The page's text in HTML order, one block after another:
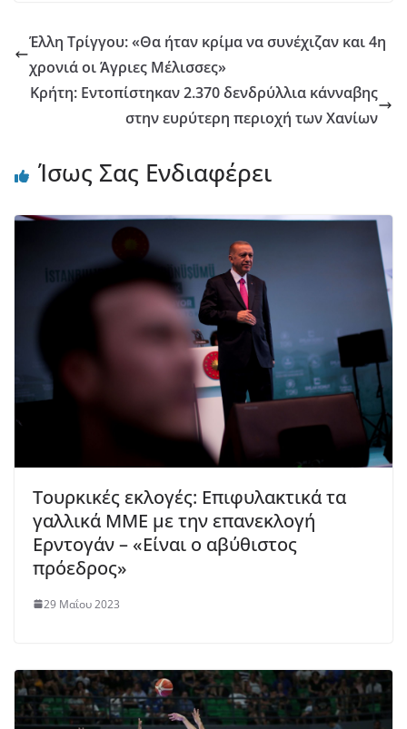
Έλλη Τρίγγου: «Θα ήταν κρίμα να συνέχιζαν και 4η
χρονιά οι Άγριες Μέλισσες»
Κρήτη: Εντοπίστηκαν 2.370 δενδρύλλια κάνναβης
στην ευρύτερη περιοχή των Χανίων
Ίσως Σας Ενδιαφέρει
Τουρκικές εκλογές: Επιφυλακτικά τα
γαλλικά ΜΜΕ με την επανεκλογή
Ερντογάν – «Είναι ο αβύθιστος
πρόεδρος»
29 Μαΐου 2023